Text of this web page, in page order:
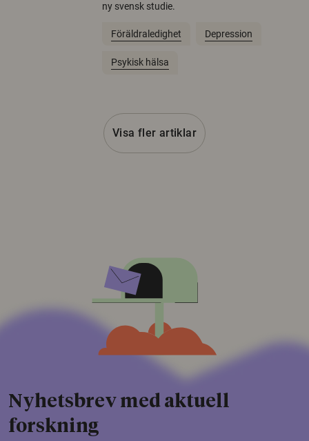
ny svensk studie.
Föräldraledighet Depression
Psykisk hälsa
Visa fler artiklar
Nyhetsbrev med aktuell
forskning